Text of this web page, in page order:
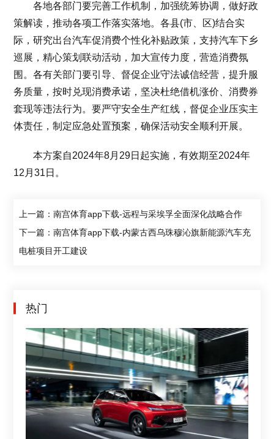
各地各部门要完善工作机制，加强统筹协调，做好政
策解读，推动各项工作落实落地。各县(市、区)结合实
际，研究出台汽车促消费个性化补贴政策，支持汽车下乡
巡展，精心策划联动活动，加大宣传力度，营造消费氛
围。各有关部门要引导、督促企业守法诚信经营，提升服
务质量，按时兑现消费承诺，坚决杜绝借机涨价、消费券
套现等违法行为。要严守安全生产红线，督促企业压实主
体责任，制定应急处置预案，确保活动安全顺利开展。
本方案自2024年8月29日起实施，有效期至2024年
12月31日。
上一篇：南宫体育app下载-远程与采埃孚全面深化战略合作
下一篇：南宫体育app下载-内蒙古西乌珠穆沁旗新能源汽车充
电桩项目开工建设
热门